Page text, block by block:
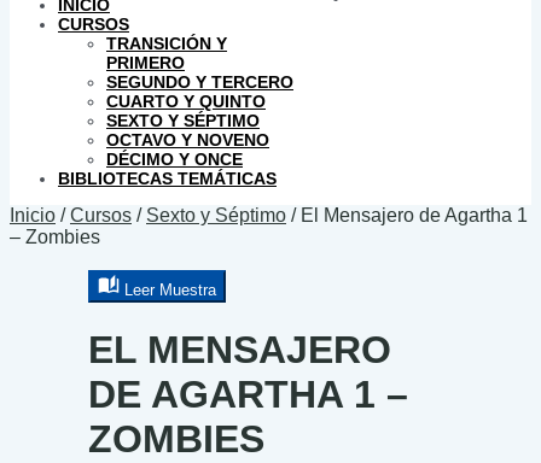
INICIO
CURSOS
TRANSICIÓN Y
PRIMERO
SEGUNDO Y TERCERO
CUARTO Y QUINTO
SEXTO Y SÉPTIMO
OCTAVO Y NOVENO
DÉCIMO Y ONCE
BIBLIOTECAS TEMÁTICAS
Inicio /Cursos / Sexto y Séptimo / El Mensajero de Agartha 1
– Zombies
Leer Muestra
EL MENSAJERO
DE AGARTHA 1 –
ZOMBIES